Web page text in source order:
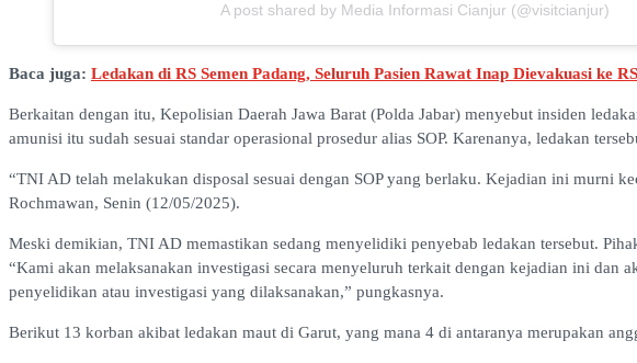
A post shared by Media Informasi Cianjur (@visitcianjur)
Baca juga: Ledakan di RS Semen Padang, Seluruh Pasien Rawat Inap Dievakuasi ke
Berkaitan dengan itu, Kepolisian Daerah Jawa Barat (Polda Jabar) menyebut insiden
amunisi itu sudah sesuai standar operasional prosedur alias SOP. Karenanya, ledakan
“TNI AD telah melakukan disposal sesuai dengan SOP yang berlaku. Kejadian ini murni
Rochmawan, Senin (12/05/2025).
Meski demikian, TNI AD memastikan sedang menyelidiki penyebab ledakan tersebut.
“Kami akan melaksanakan investigasi secara menyeluruh terkait dengan kejadian ini dan
penyelidikan atau investigasi yang dilaksanakan,” pungkasnya.
Berikut 13 korban akibat ledakan maut di Garut, yang mana 4 di antaranya merupakan